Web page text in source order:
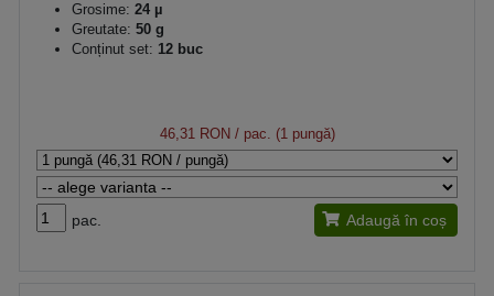
Grosime: 24 µ
Greutate: 50 g
Conținut set: 12 buc
46,31 RON / pac. (1 pungă)
pac. Adaugă în coș